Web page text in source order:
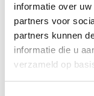
informatie over
partners voor
partners kunnen
informatie die u
verzameld op
Meer informatie
Maatvoering
Materiaal